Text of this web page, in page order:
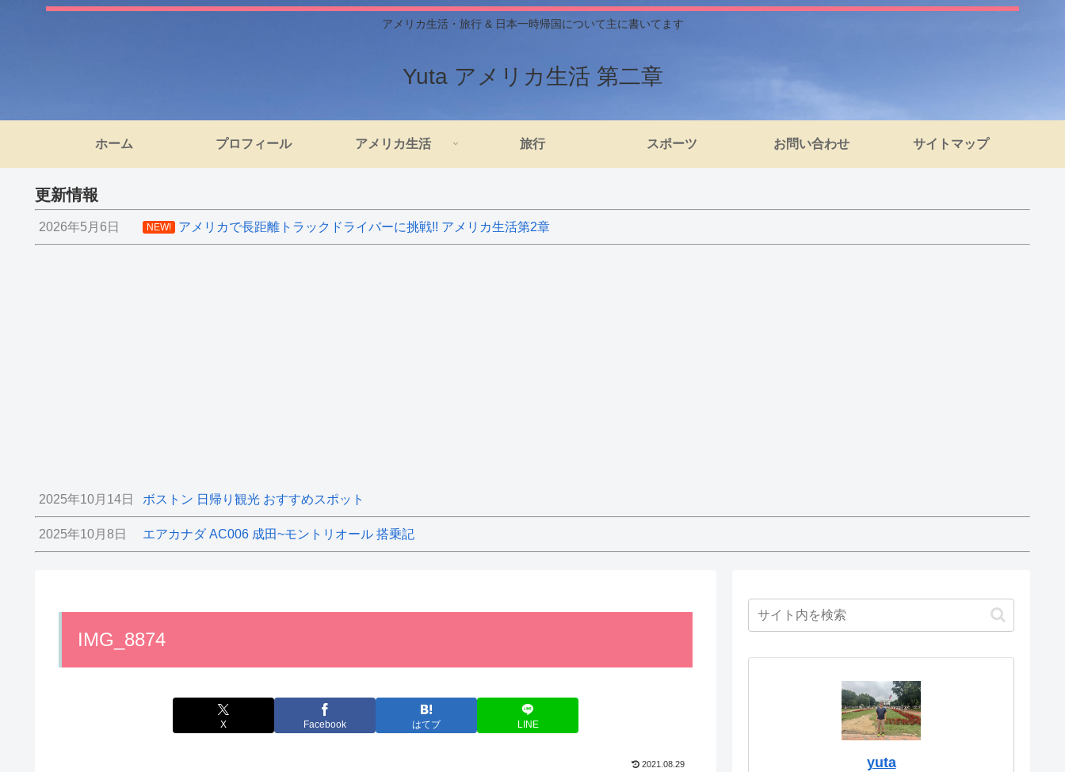
アメリカ生活・旅行 & 日本一時帰国について主に書いてます
Yuta アメリカ生活 第二章
ホーム プロフィール アメリカ生活 旅行 スポーツ お問い合わせ サイトマップ
更新情報
2026年5月6日 NEW! アメリカで長距離トラックドライバーに挑戦!! アメリカ生活第2章
2025年10月14日 ボストン 日帰り観光 おすすめスポット
2025年10月8日 エアカナダ AC006 成田~モントリオール 搭乗記
IMG_8874
X Facebook はてブ LINE
2021.08.29 yuta